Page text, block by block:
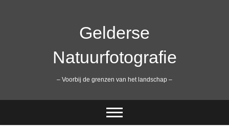
Gelderse
Natuurfotografie
– Voorbij de grenzen van het landschap –